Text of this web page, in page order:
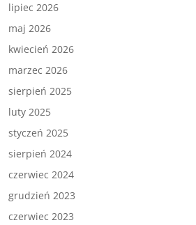
lipiec 2026
maj 2026
kwiecień 2026
marzec 2026
sierpień 2025
luty 2025
styczeń 2025
sierpień 2024
czerwiec 2024
grudzień 2023
czerwiec 2023